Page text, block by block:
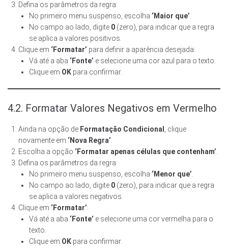
Defina os parâmetros da regra:
No primeiro menu suspenso, escolha ‘Maior que’.
No campo ao lado, digite 0 (zero), para indicar que a regra
se aplica a valores positivos.
Clique em ‘Formatar’ para definir a aparência desejada:
Vá até a aba ‘Fonte’ e selecione uma cor azul para o texto.
Clique em OK para confirmar.
4.2. Formatar Valores Negativos em Vermelho
Ainda na opção de Formatação Condicional , clique
novamente em ‘Nova Regra’.
Escolha a opção ‘Formatar apenas células que contenham’.
Defina os parâmetros da regra:
No primeiro menu suspenso, escolha ‘Menor que’.
No campo ao lado, digite 0 (zero), para indicar que a regra
se aplica a valores negativos.
Clique em ‘Formatar’:
Vá até a aba ‘Fonte’ e selecione uma cor vermelha para o
texto.
Clique em OK para confirmar.